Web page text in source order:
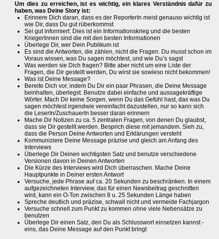
Um dies zu erreichen, ist es wichtig, ein klares Verständnis dafür zu
haben, was Deine Story ist:
Erinnere Dich daran, dass es der ReporterIn meist genauso wichtig ist
wie Dir, dass Du gut rüberkommst
Sei gut informiert: Dies ist ein Informationskrieg und die besten
KriegerInnen sind die mit den besten Informationen
Überlege Dir, wer Dein Publikum ist
Es sind die Antworten, die zählen, nicht die Fragen. Du musst schon im
Voraus wissen, was Du sagen möchtest, und wie Du’s sagst
Was werden sie Dich fragen? Bitte aber nicht um eine Liste der
Fragen, die Dir gestellt werden, Du wirst sie sowieso nicht bekommen!
Was ist Deine Message?
Bereite Dich vor, indem Du Dir ein paar Phrasen, die Deine Message
beinhalten, überlegst. Benutze dabei einfache und aussagekräftige
Wörter. Mach Dir keine Sorgen, wenn Du das Gefühl hast, das was Du
sagen möchtest irgendwie vereinfacht dazustellen, nur so kann sich
die LeserIn/ZuschauerIn besser daran erinnern
Mache Dir Notizen zu ca. 5 zentralen Fragen, von denen Du glaubst,
dass sie Dir gestellt werden. Besprich diese mit jemandem. Sieh zu,
dass die Person Deine Antworten und Erklärungen versteht
Kommuniziere Deine Message präzise und gleich am Anfang des
Interviews
Überlege Dir Deinen wichtigsten Satz und benutze verschiedene
Versionen davon in Deinen Antworten
Die Kürze des Interviews wird Dich überraschen. Mache Deine
Hauptpunkte in Deiner ersten Antwort
Versuche, jede Phrase auf ca. 20 Sekunden zu beschränken. In einem
aufgezeichneten Interview, das für einen Newsbeitrag geschnitten
wird, kann ein O-Ton zwischen 8 u. 25 Sekunden Länge haben
Spreche deutlich und präzise, schwall nicht und vermeide Fachjargon
Versuche schnell zum Punkt zu kommen ohne viele Nebensätze zu
benutzen
Überlege Dir einen Satz, den Du als Schlusswort einsetzen kannst -
eins, das Deine Message auf den Punkt bringt